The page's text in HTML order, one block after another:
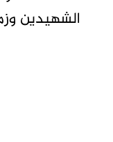
الشهيدين